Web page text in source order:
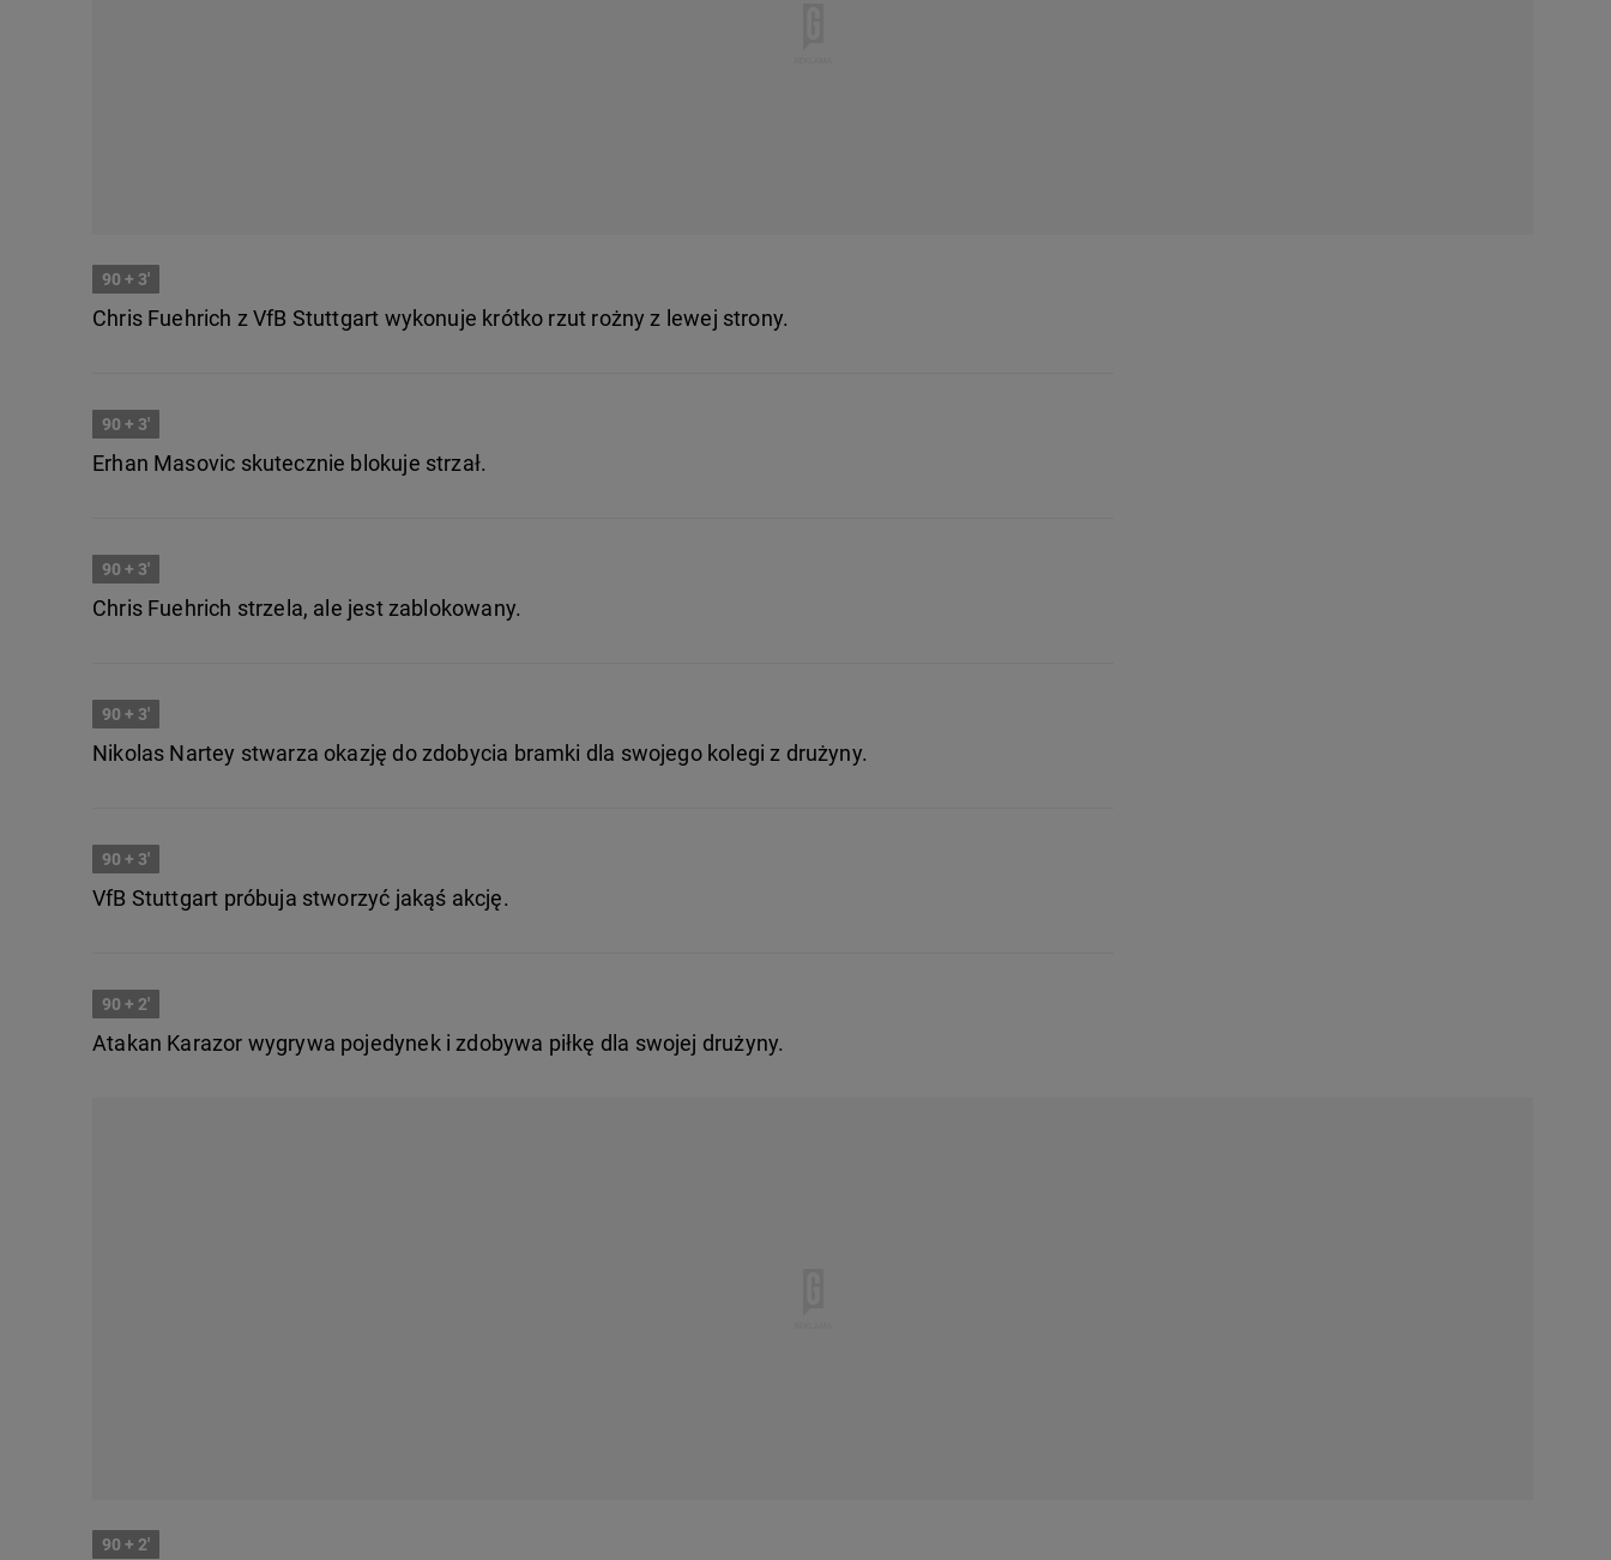
90 + 3'
Chris Fuehrich z VfB Stuttgart wykonuje krótko rzut rożny z lewej strony.
90 + 3'
Erhan Masovic skutecznie blokuje strzał.
90 + 3'
Chris Fuehrich strzela, ale jest zablokowany.
90 + 3'
Nikolas Nartey stwarza okazję do zdobycia bramki dla swojego kolegi z drużyny.
90 + 3'
VfB Stuttgart próbuja stworzyć jakąś akcję.
90 + 2'
Atakan Karazor wygrywa pojedynek i zdobywa piłkę dla swojej drużyny.
90 + 2'